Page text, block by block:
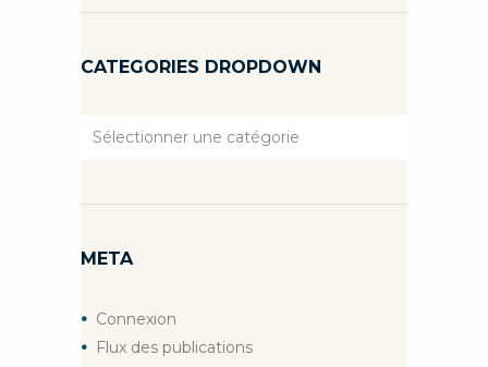
CATEGORIES DROPDOWN
Categories
META
Connexion
Flux des publications